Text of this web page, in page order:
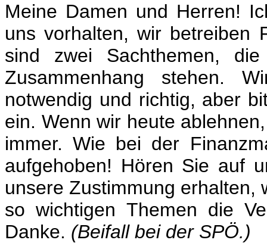
Meine Damen und Herren!
uns vorhalten, wir betreiben
sind zwei Sachthemen,
Zusammenhang stehen.
notwendig und richtig, aber
ein. Wenn wir heute
immer. Wie bei der
aufgehoben! Hören Sie auf
unsere Zustimmung erhalten,
so wichtigen Themen die
Danke. (Beifall bei der SPÖ.)